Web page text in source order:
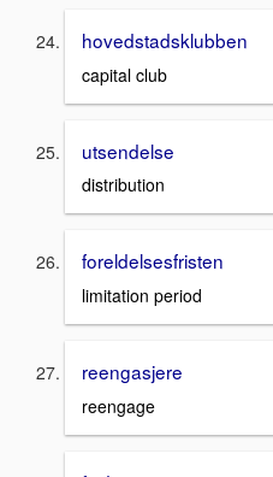
hovedstadsklubben
capital club
utsendelse
distribution
foreldelsesfristen
limitation period
reengasjere
reengage